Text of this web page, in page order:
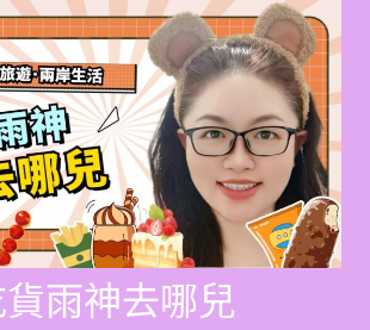
雨神去哪兒